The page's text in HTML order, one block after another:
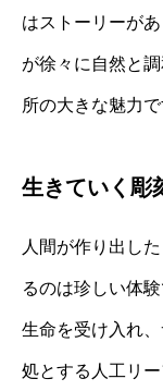
はストーリーが
が徐々に自然と
所の大きな魅力で
生きていく彫
人間が作り出し
るのは珍しい体
生命を受け入れ
処とする人工リ